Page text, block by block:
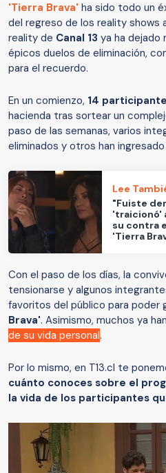
'Tierra Brava' ha sido todo un
del regreso de los reality shows
reality de Canal 13 ya ha dejado
épicos duelos de eliminación,
para el recuerdo.
En un comienzo, 14
hacienda tras sortear un
paso de las semanas, varios
eliminados y otros han ingresado
Lee
"Fuiste
'traicionó'
su contra
'Tierra
Con el paso de los días, la
tensionarse y algunos
favoritos del público para poder
Brava'. Asimismo, muchos ya
de su vida personal.
Por lo mismo, en T13.cl te
cuánto conoces sobre el
la vida de los participantes